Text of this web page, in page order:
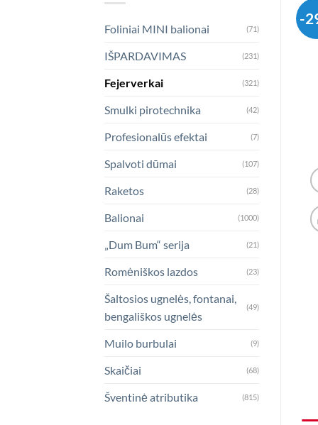
Foliniai MINI balionai (71)
IŠPARDAVIMAS (231)
Fejerverkai (321)
Smulki pirotechnika (42)
Profesionalūs efektai (7)
Spalvoti dūmai (107)
Raketos (28)
Balionai (1000)
„Dum Bum“ serija (21)
Romėniškos lazdos (23)
Šaltosios ugnelės, fontanai,
bengališkos ugnelės
(49)
Muilo burbulai (9)
Skaičiai (68)
Šventinė atributika (815)
-